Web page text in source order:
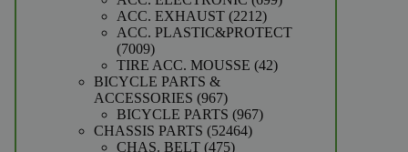
ACC. EXHAUST 22122212
producten
ACC. PLASTIC&PROTECT
70097009
producten
TIRE ACC. MOUSSE 4242
BICYCLE PARTS &
ACCESSORIES 967967
producten
BICYCLE PARTS 967967
CHASSIS PARTS 5246452464
CHAS. BELT 475475